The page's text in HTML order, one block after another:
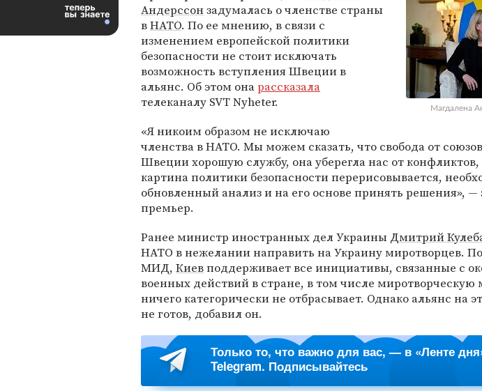
Магдалена
Андерссонзадумалась о членстве страны
вНАТО. По ее мнению, в связи с
изменением европейской политики
безопасности не стоит исключать
возможность вступления Швеции в
альянс. Об этом онарассказала
телеканалу SVT Nyheter.
«Я никоим образом не исключаю
членства в НАТО. Мы можем сказать, что свобода от
Швеции хорошую службу, она уберегла нас от конфликтов,
картина политики безопасности перерисовывается,
обновленный анализ и на его основе принять решения», —
премьер.
Ранее министр иностранных дел Украины Дмитрий
НАТО в нежелании направить на Украину миротворцев.
МИД, Киевподдерживает все инициативы, связанные с
военных действий в стране, в том числе
ничего категорически не отбрасывает. Однако альянс на
не готов, добавил он.
Только то, что важно для вас, — в «Ленте
Telegram. Подписывайтесь